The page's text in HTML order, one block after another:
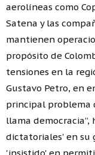
aerolíneas como
Satena y las
mantienen
propósito de
tensiones en la
Gustavo Petro, en
principal problema
llama democracia”,
dictatoriales' en su